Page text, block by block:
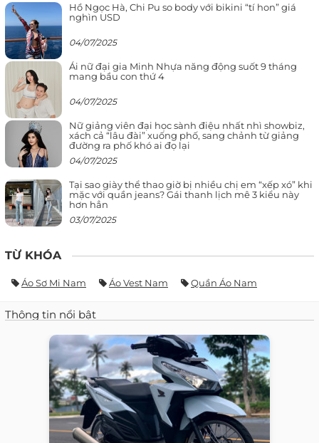
Hồ Ngọc Hà, Chi Pu so body với bikini “tí hon” giá
nghìn USD
04/07/2025
Ái nữ đại gia Minh Nhựa năng động suốt 9 tháng
mang bầu con thứ 4
04/07/2025
Nữ giảng viên đại học sành điệu nhất nhì showbiz,
xách cả “lâu đài” xuống phố, sang chảnh từ giảng
đường ra phố khó ai đọ lại
04/07/2025
Tại sao giày thể thao giờ bị nhiều chị em “xếp xó” khi
mặc với quần jeans? Gái thanh lịch mê 3 kiểu này
hơn hẳn
03/07/2025
TỪ KHÓA
Áo Sơ Mi Nam Áo Vest Nam Quần Áo Nam
Thông tin nổi bật